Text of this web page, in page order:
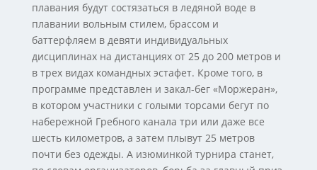
плавания будут состязаться в ледяной воде в
плавании вольным стилем, брассом и
баттерфляем в девяти индивидуальных
дисциплинах на дистанциях от 25 до 200 метров и
в трех видах командных эстафет. Кроме того, в
программе представлен и закал-бег «Моржеран»,
в котором участники с голыми торсами бегут по
набережной Гребного канала три или даже все
шесть километров, а затем плывут 25 метров
почти без одежды. А изюминкой турнира станет,